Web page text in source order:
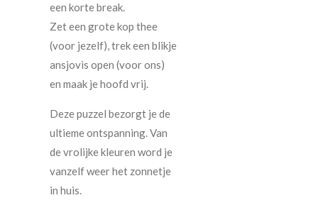
een korte break.
Zet een grote kop thee
(voor jezelf), trek een blikje
ansjovis open (voor ons)
en maak je hoofd vrij.
Deze puzzel bezorgt je de
ultieme ontspanning. Van
de vrolijke kleuren word je
vanzelf weer het zonnetje
in huis.